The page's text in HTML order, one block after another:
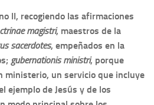
II, recogiendo las afirmaciones
magistri, maestros de la
sacerdotes, empeñados en la
gubernationis ministri, porque
ministerio, un servicio que incluye
ejemplo de Jesús y de los